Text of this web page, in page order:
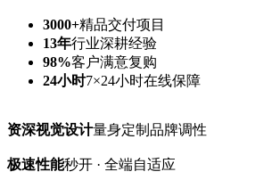
3000+精品交付项目
13年行业深耕经验
98%客户满意复购
24小时7×24小时在线保障
资深视觉设计量身定制品牌调性
极速性能秒开 · 全端自适应